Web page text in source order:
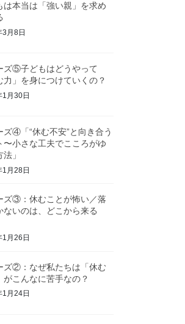
は本当は「強い親」を求め
月8日
ズ⑤子どもはどうやって
力」を身につけていくの？
1月30日
ズ④「“休む不安”と向き合う
〜小さな工夫でこころがゆ
」
1月28日
ズ③：休むことが怖い／落
ないのは、どこから来る
月26日
ズ②：なぜ私たちは「休む
がこんなに苦手なの？
月24日